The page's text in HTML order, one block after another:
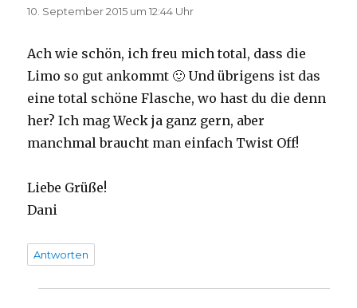
10. September 2015 um 12:44 Uhr
Ach wie schön, ich freu mich total, dass die
Limo so gut ankommt 🙂 Und übrigens ist das
eine total schöne Flasche, wo hast du die denn
her? Ich mag Weck ja ganz gern, aber
manchmal braucht man einfach Twist Off!
Liebe Grüße!
Dani
Antworten